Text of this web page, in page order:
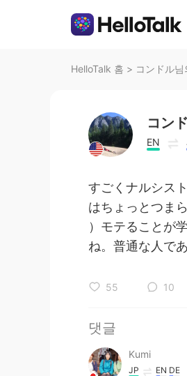
HelloTalk 홈 > コンドル님
コン
EN
すごくナルシス
はちょっとつま
）モテることが
ね。普通な人で
55 10
댓글
Kumi
JP EN DE